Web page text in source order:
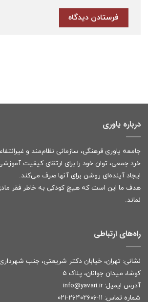
درباره یاوری
جامعه یاوری فرهنگی، سازمانی نظام‌مند و
خرد جمعی، توان خود را برای ارتقای کیفیت
ایجاد آینده‌ای روشن برای آنها صرف می‌کند.
هدف ما این است که هیچ کودکی به خاطر فقر مادی
نماند.
راه‌های ارتباطی
کوشا، میدان جوانان، پلاک ۵
آدرس ایمیل: info@yavari.ir
شماره تماس: ۱۱-۲۶۴۰۲۶۰۶-۰۲۱